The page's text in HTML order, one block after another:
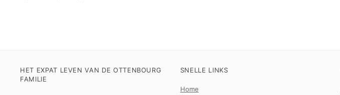
HET EXPAT LEVEN VAN DE OTTENBOURG
FAMILIE
SNELLE LINKS
Home